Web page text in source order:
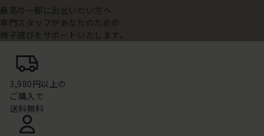
最高の一脚に出会いたい方へ
専門スタッフがあなたのための
椅子選びをサポートいたします。
3,980円以上の
ご購入で
送料無料